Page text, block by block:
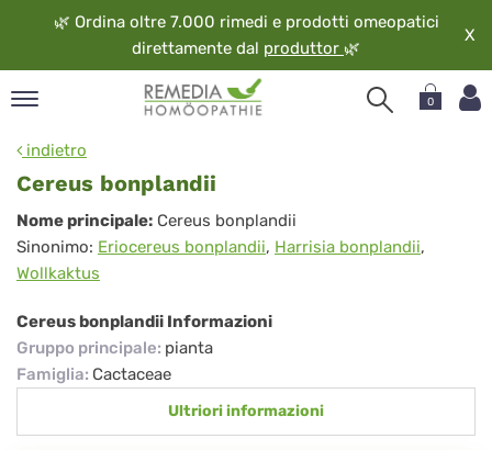
🌿 Ordina oltre 7.000 rimedi e prodotti omeopatici
direttamente dal produttor 🌿
X
0
indietro
Cereus bonplandii
Cereus
bonplandii
Nome principale: Cereus bonplandii
Sinonimo: Eriocereus bonplandii, Harrisia bonplandii,
Wollkaktus
Cereus bonplandii Informazioni
Gruppo principale: pianta
Famiglia: Cactaceae
Ultriori informazioni